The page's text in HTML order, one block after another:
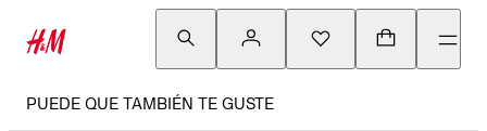
PUEDE QUE TAMBIÉN TE GUSTE